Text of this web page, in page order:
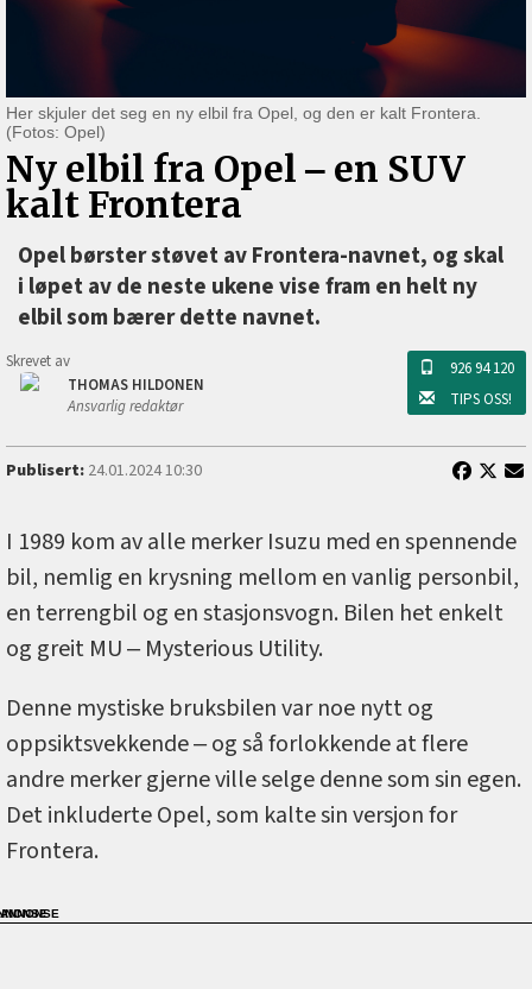
Her skjuler det seg en ny elbil fra Opel, og den er kalt Frontera.
(Fotos: Opel)
Ny elbil fra Opel ‒ en SUV
kalt Frontera
Opel børster støvet av Frontera-navnet, og skal
i løpet av de neste ukene vise fram en helt ny
elbil som bærer dette navnet.
Skrevet av
THOMAS HILDONEN
Ansvarlig redaktør
926 94 120
TIPS OSS!
Publisert:24.01.2024 10:30
I 1989 kom av alle merker Isuzu med en spennende
bil, nemlig en krysning mellom en vanlig personbil,
en terrengbil og en stasjonsvogn. Bilen het enkelt
og greit MU ‒ Mysterious Utility.
Denne mystiske bruksbilen var noe nytt og
oppsiktsvekkende ‒ og så forlokkende at flere
andre merker gjerne ville selge denne som sin egen.
Det inkluderte Opel, som kalte sin versjon for
Frontera.